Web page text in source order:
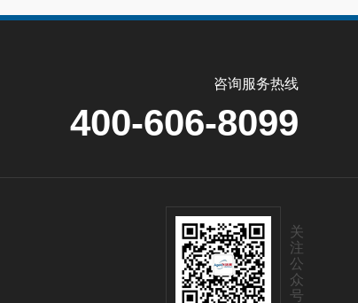
咨询服务热线
400-606-8099
关
注
公
众
号